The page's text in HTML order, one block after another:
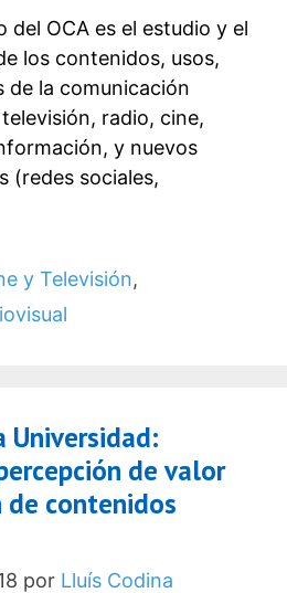
del OCA es el estudio y el
los contenidos, usos,
de la comunicación
radio, cine,
y nuevos
(redes sociales,
y Televisión,
Universidad:
de valor
de contenidos
por Lluís Codina